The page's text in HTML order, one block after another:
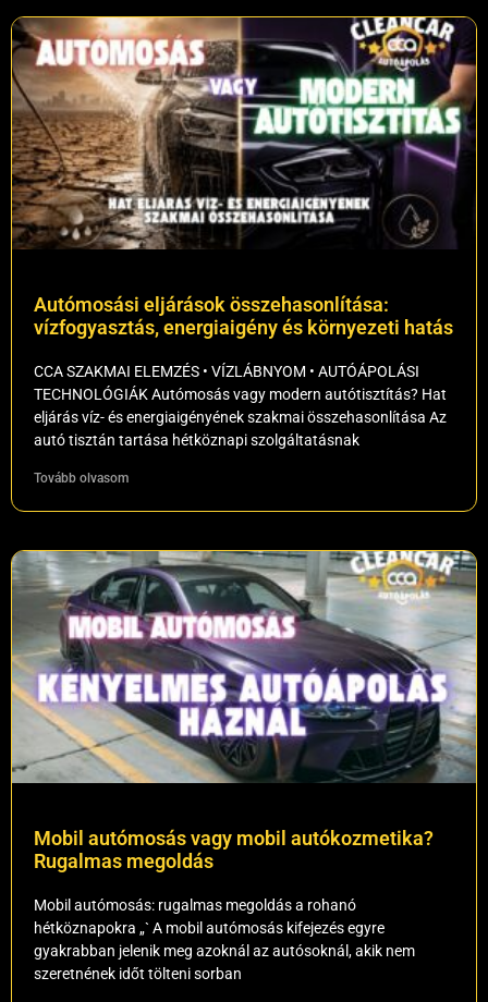
Autómosási eljárások összehasonlítása:
vízfogyasztás, energiaigény és környezeti hatás
CCA SZAKMAI ELEMZÉS • VÍZLÁBNYOM • AUTÓÁPOLÁSI
TECHNOLÓGIÁK Autómosás vagy modern autótisztítás? Hat
eljárás víz- és energiaigényének szakmai összehasonlítása Az
autó tisztán tartása hétköznapi szolgáltatásnak
Tovább olvasom
Mobil autómosás vagy mobil autókozmetika?
Rugalmas megoldás
Mobil autómosás: rugalmas megoldás a rohanó
hétköznapokra „` A mobil autómosás kifejezés egyre
gyakrabban jelenik meg azoknál az autósoknál, akik nem
szeretnének időt tölteni sorban